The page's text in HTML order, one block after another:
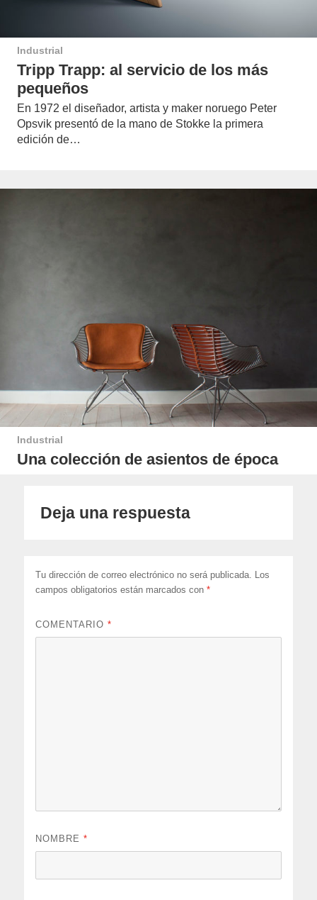
Industrial
Tripp Trapp: al servicio de los más
pequeños
En 1972 el diseñador, artista y maker noruego Peter
Opsvik presentó de la mano de Stokke la primera
edición de…
Industrial
Una colección de asientos de época
Deja una respuesta
Tu dirección de correo electrónico no será publicada. Los
campos obligatorios están marcados con*
COMENTARIO*
NOMBRE*